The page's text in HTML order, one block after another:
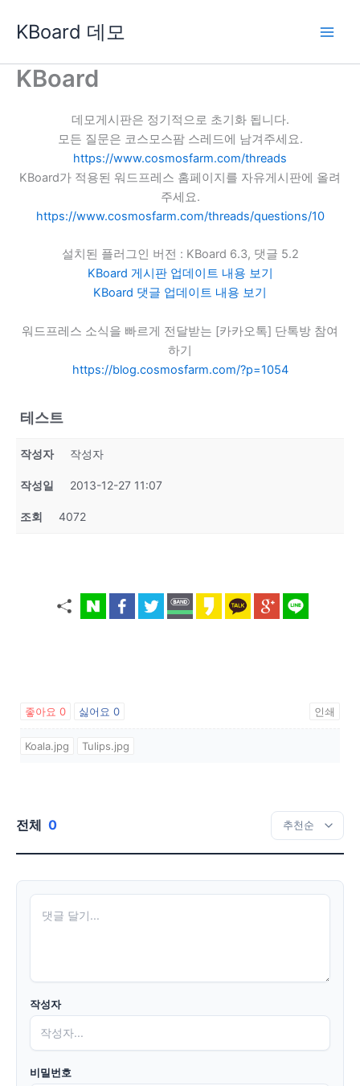
로
KBoard 데모
KBoard
데모게시판은 정기적으로 초기화 됩니다.
모든 질문은 코스모스팜 스레드에 남겨주세요.
https://www.cosmosfarm.com/threads
KBoard가 적용된 워드프레스 홈페이지를 자유게시판에 올려
주세요.
https://www.cosmosfarm.com/threads/questions/10
설치된 플러그인 버전 : KBoard 6.3, 댓글 5.2
KBoard 게시판 업데이트 내용 보기
KBoard 댓글 업데이트 내용 보기
워드프레스 소식을 빠르게 전달받는 [카카오톡] 단톡방 참여
하기
https://blog.cosmosfarm.com/?p=1054
테스트
작성자 작성자
작성일 2013-12-27 11:07
조회 4072
좋아요 0 싫어요 0 인쇄
Koala.jpg Tulips.jpg
전체 0
작성자
비밀번호